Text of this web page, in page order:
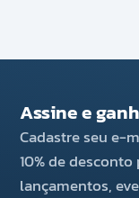
Assine e
Cadastre seu e-
10% de
lançamentos,